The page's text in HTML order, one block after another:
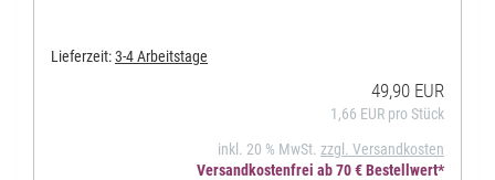
Lieferzeit:3-4 Arbeitstage
49,90 EUR
1,66 EUR pro Stück
inkl. 20 % MwSt. zzgl. Versandkosten
Versandkostenfrei ab 70 € Bestellwert*